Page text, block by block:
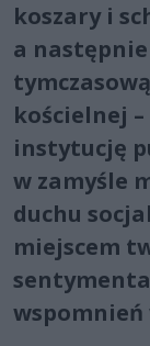
koszary i
a
kościelnej –
instytucję
w zamyśle
duchu
miejscem
wspomnień